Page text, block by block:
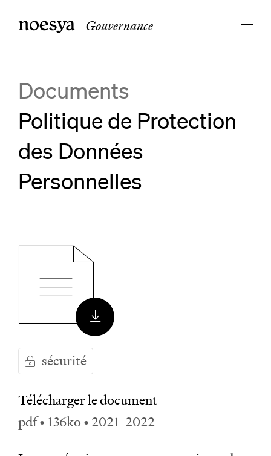
Gouvernance
Documents
Politique de Protection
des Données
Personnelles
sécurité
Télécharger le document
pdf • 136ko • 2021-2022